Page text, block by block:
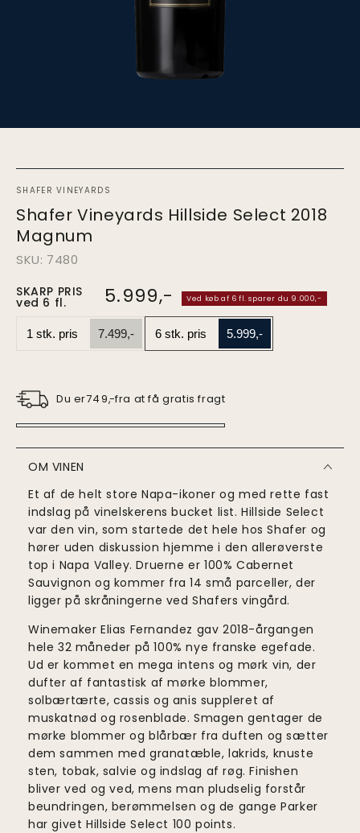
SHAFER VINEYARDS
Shafer Vineyards Hillside Select 2018
Magnum
SKU: 7480
SKARP PRIS
ved 6 fl.
Pris
1.
stk.
5.999,- Ved køb af 6 fl. sparer du 9.000,-
1 stk. pris 7.499,- 6 stk. pris 5.999,-
Du er749,-fra at få gratis fragt
OM VINEN
Et af de helt store Napa-ikoner og med rette fast
indslag på vinelskerens bucket list. Hillside Select
var den vin, som startede det hele hos Shafer og
hører uden diskussion hjemme i den allerøverste
top i Napa Valley. Druerne er 100% Cabernet
Sauvignon og kommer fra 14 små parceller, der
ligger på skråningerne ved Shafers vingård.
Winemaker Elias Fernandez gav 2018-årgangen
hele 32 måneder på 100% nye franske egefade.
Ud er kommet en mega intens og mørk vin, der
dufter af fantastisk af mørke blommer,
solbærtærte, cassis og anis suppleret af
muskatnød og rosenblade. Smagen gentager de
mørke blommer og blårbær fra duften og sætter
dem sammen med granatæble, lakrids, knuste
sten, tobak, salvie og indslag af røg. Finishen
bliver ved og ved, mens man pludselig forstår
beundringen, berømmelsen og de gange Parker
har givet Hillside Select 100 points.